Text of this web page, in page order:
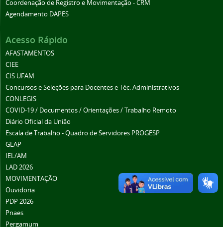
Coordenação de Registro e Movimentação - CRM
Agendamento DAPES
Acesso Rápido
AFASTAMENTOS
CIEE
CIS UFAM
Concursos e Seleções para Docentes e Téc. Administrativos
CONLEGIS
COVID-19 / Documentos / Orientações / Trabalho Remoto
Diário Oficial da União
Escala de Trabalho - Quadro de Servidores PROGESP
GEAP
IEL/AM
LAD 2026
MOVIMENTAÇÃO
Ouvidoria
PDP 2026
Pnaes
Pergamum